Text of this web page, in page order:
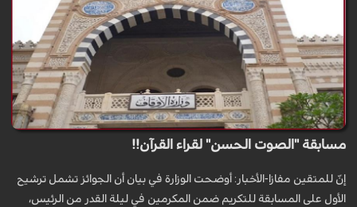
مسابقة "الصوت الحسن" لقراء القرآن!!
إنّ للمتقين مفازا-الأخبار: أوضحت الوزارة في بيان أن الجوائز تشمل ترشيح
الأول على المسابقة للتكريم ضمن المكرمين في ليلة القدر من الرئيس،